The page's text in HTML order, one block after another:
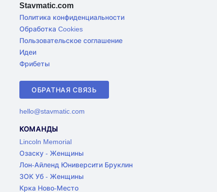
Stavmatic.com
Политика конфиденциальности
Обработка Cookies
Пользовательское соглашение
Идеи
Фрибеты
ОБРАТНАЯ СВЯЗЬ
hello@stavmatic.com
КОМАНДЫ
Lincoln Memorial
Озаску - Женщины
Лон-Айленд Юниверсити Бруклин
ЗОК Уб - Женщины
Крка Ново-Место